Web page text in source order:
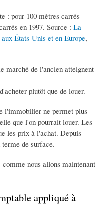
: pour 100 mètres carrés
en 1997. Source : La
États-Unis et en Europe,
marché de l'ancien atteignent
plutôt que de louer.
l'immobilier ne permet plus
que l'on pourrait louer. Les
les prix à l'achat. Depuis
terme de surface.
nous allons maintenant
appliqué à